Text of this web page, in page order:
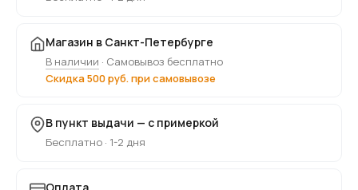
Магазин в Санкт-Петербурге
В наличии · Самовывоз бесплатно
Скидка 500 руб. при самовывозе
В пункт выдачи — с примеркой
Бесплатно · 1-2 дня